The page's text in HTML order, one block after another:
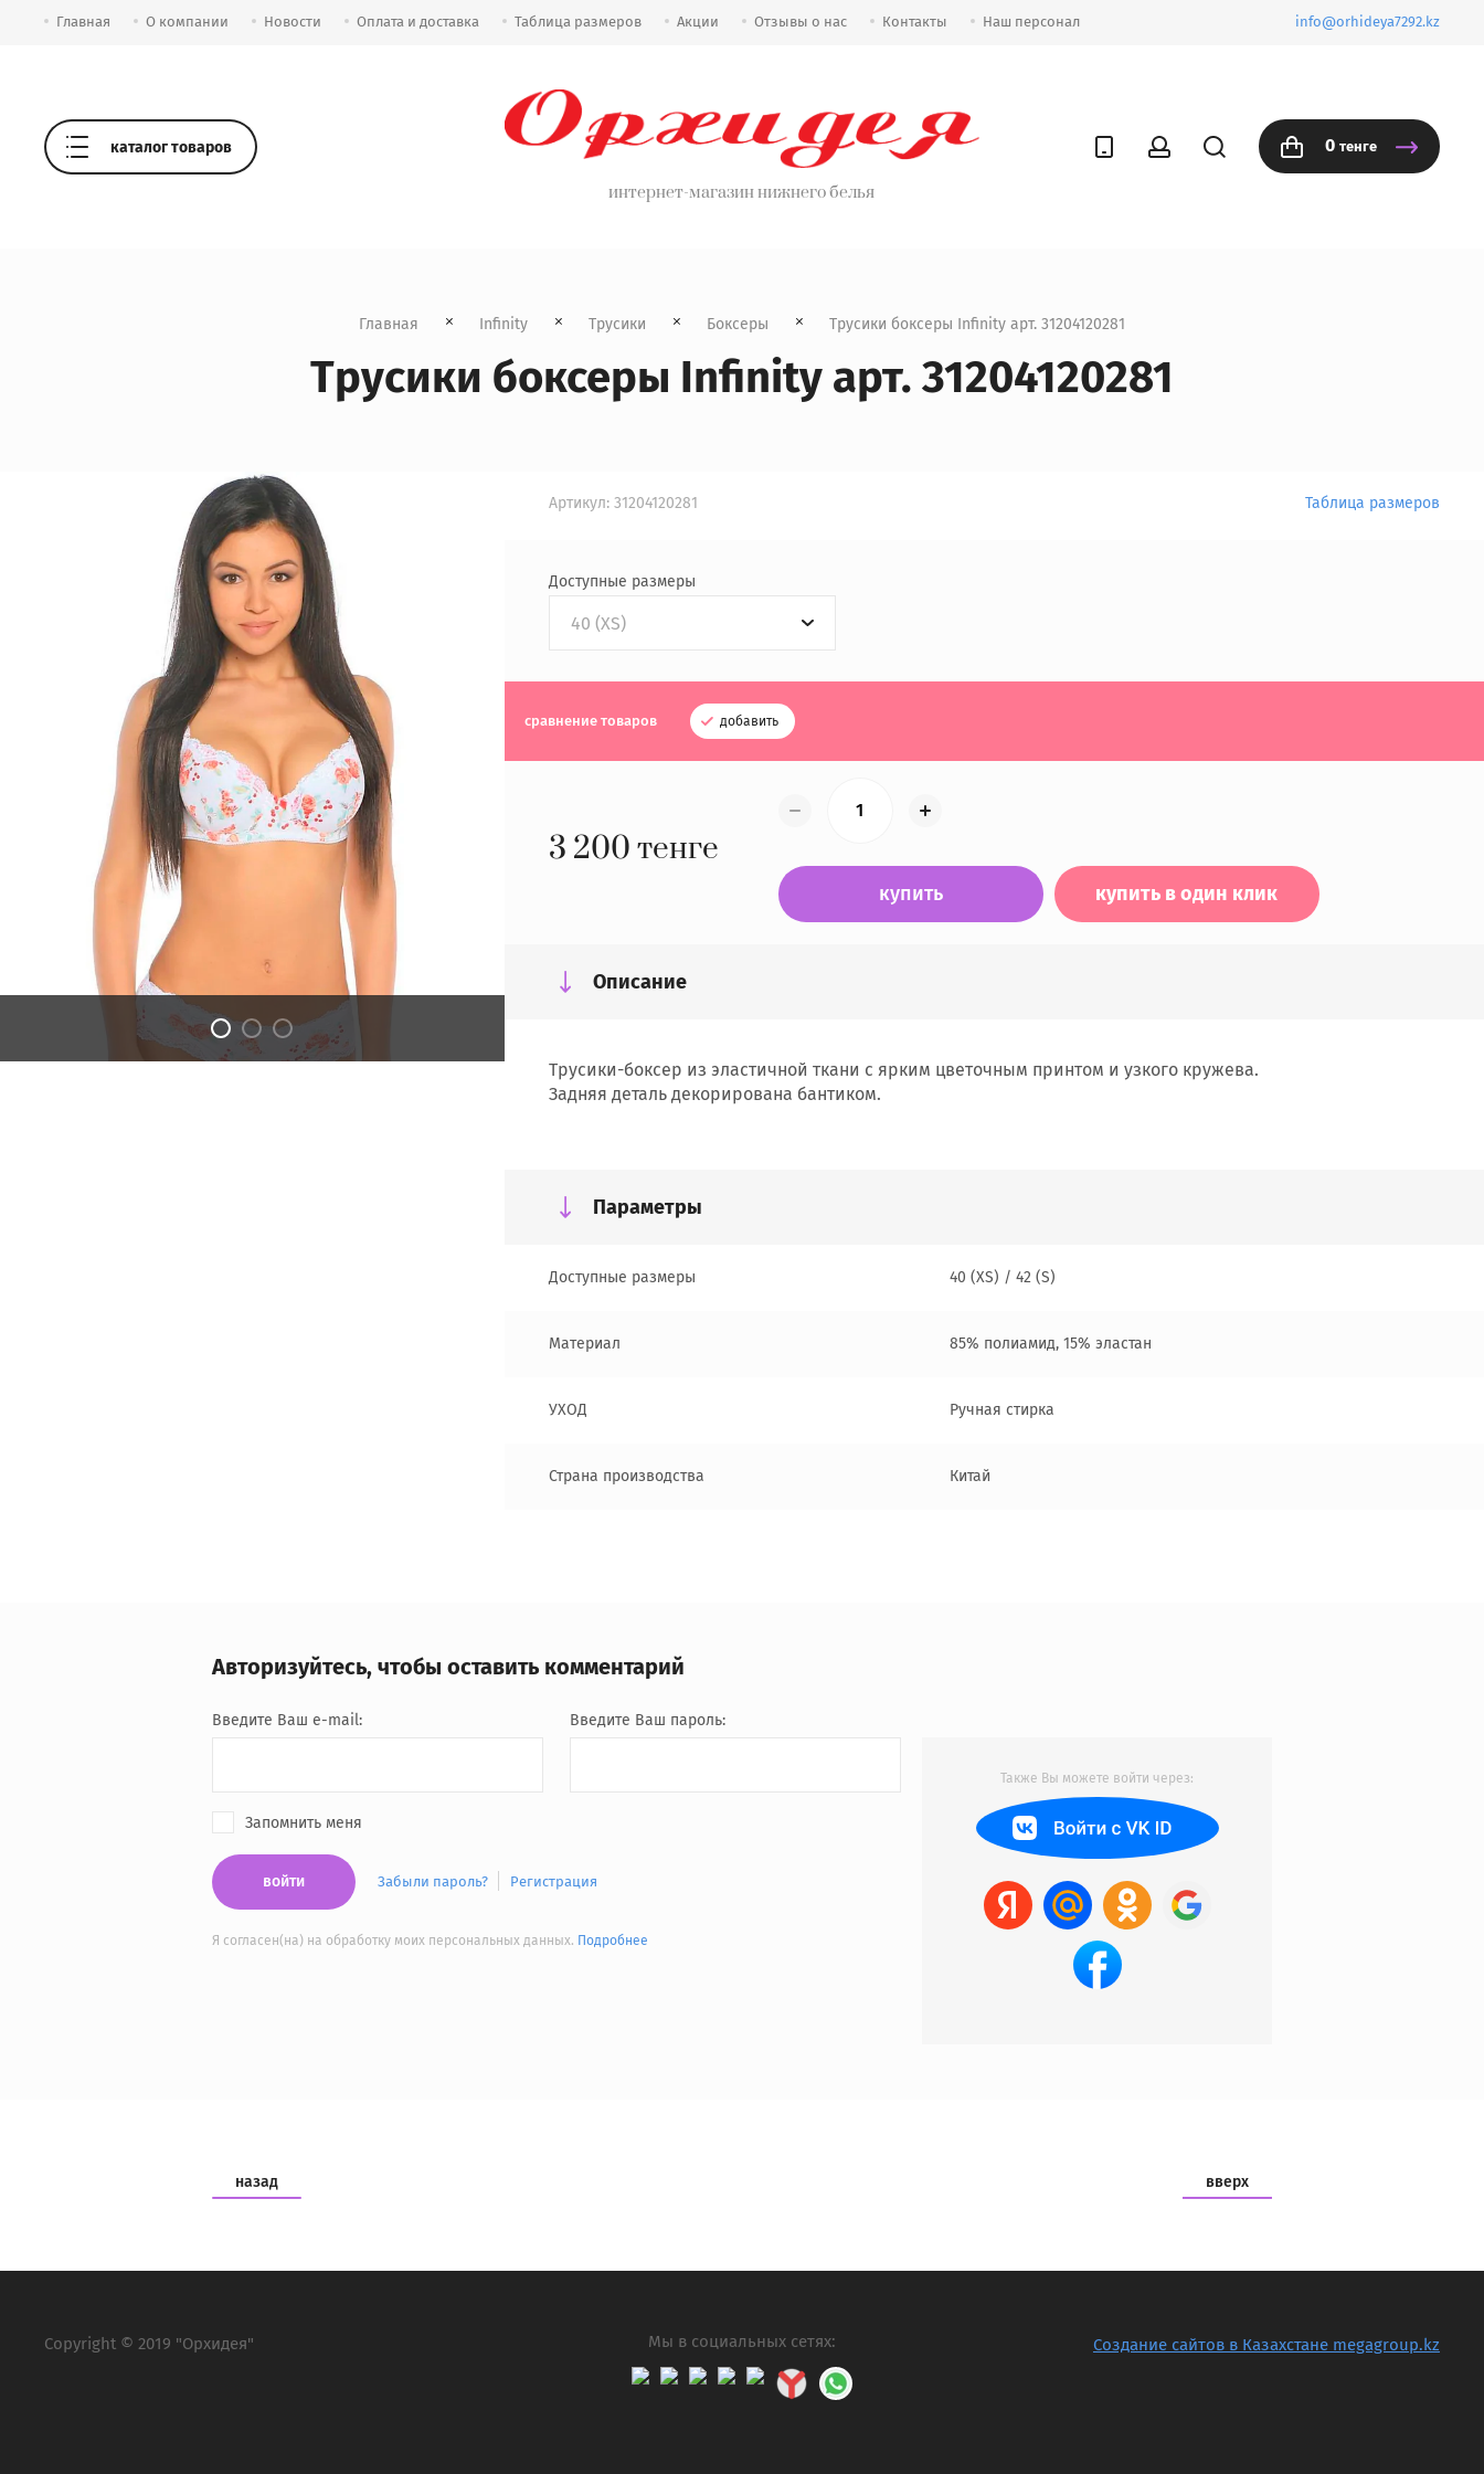
Главная О компании Новости Оплата и доставка Таблица размеров Акции Отзывы о нас Контакты Наш персонал info@orhideya7292.kz
каталог товаров
интернет-магазин нижнего белья
0 тенге
Главная Infinity Трусики Боксеры
  Трусики боксеры Infinity арт. 31204120281
Трусики боксеры Infinity арт. 31204120281
Артикул:31204120281 Таблица размеров
Доступные размеры
40 (XS)
сравнение товаров добавить
3 200 тенге
купить купить в один клик
Описание
Трусики-боксер из эластичной ткани с ярким цветочным принтом и узкого кружева.
Задняя деталь декорирована бантиком.
Параметры
Доступные размеры 40 (XS) / 42 (S)
Материал 85% полиамид, 15% эластан
УХОД Ручная стирка
Страна производства Китай
Авторизуйтесь, чтобы оставить комментарий
Введите Ваш e-mail: Введите Ваш пароль:
Запомнить меня
войти Забыли пароль? Регистрация
Я согласен(на) на обработку моих персональных данных. Подробнее
Также Вы можете войти через:
назад вверх
Copyright © 2019 "Орхидея" Мы в социальных сетях: Создание сайтов в Казахстане megagroup.kz